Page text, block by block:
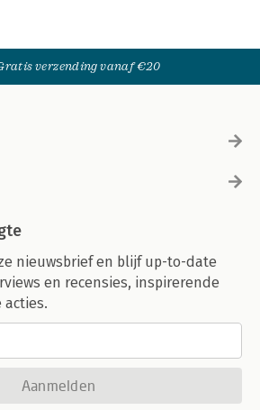
verzending vanaf €20
nieuwsbrief en blijf up-to-date
en recensies, inspirerende
acties.
Aanmelden